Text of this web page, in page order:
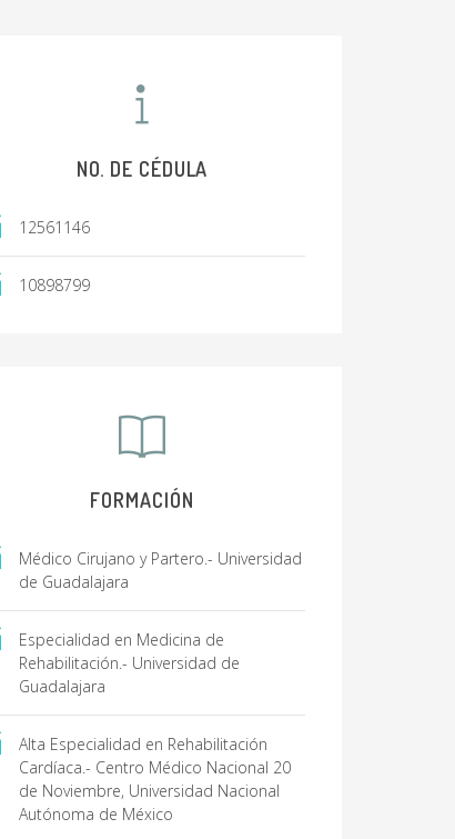
NO. DE CÉDULA
12561146
10898799
FORMACIÓN
Médico Cirujano y Partero.- Universidad
de Guadalajara
Especialidad en Medicina de
Rehabilitación.- Universidad de
Guadalajara
Alta Especialidad en Rehabilitación
Cardíaca.- Centro Médico Nacional 20
de Noviembre, Universidad Nacional
Autónoma de México